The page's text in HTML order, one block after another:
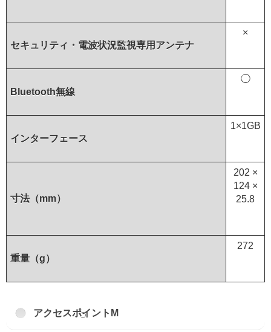
セキュリティ・電波状況監視専用アンテナ
×
Bluetooth無線
◯
インターフェース
1×1GB
寸法（mm）
202 ×
124 ×
25.8
重量（g）
272
アクセスポイントM